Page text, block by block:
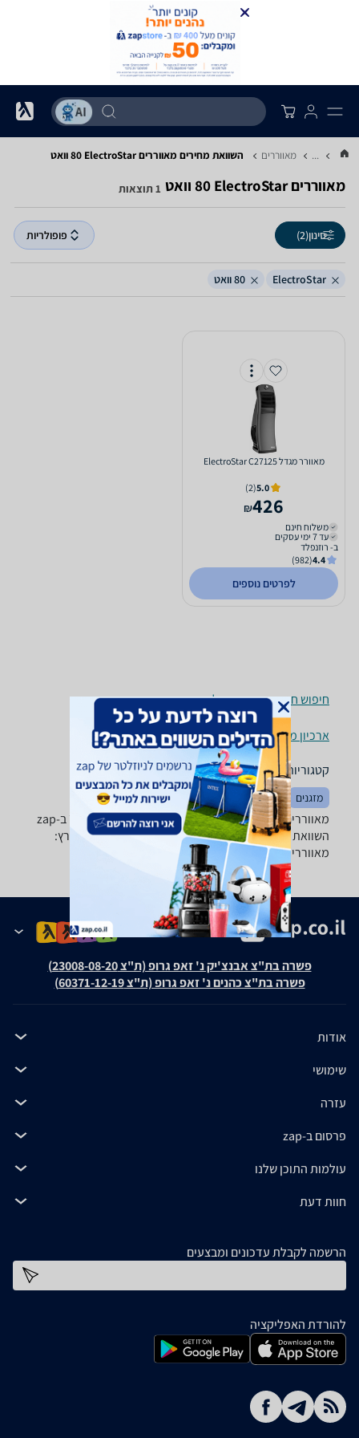
... מאווררים השוואת מחירים מאווררים ‏ElectroStar ‏80 ‏וואט
מאווררים ‏ElectroStar ‏80 ‏וואט 1 תוצאות
סינון(2) פופולריות
ElectroStar 80 וואט
‏מאוורר מגדל ElectroStar C27125
5.0
(2)
426
₪
משלוח חינם
עד 7 ימי עסקים
ב- רוזנפלד
4.4
(982)
לפרטים נוספים
חיפוש חנויות מאווררים לפי עיר
ארכיון מוצרים
קטגוריות משלימות
מזגנים מטריות
מאווררים - ‏ElectroStar ‏80 ‏וואט מחפשים מאוורר חדש? ב-zap
השוואת מחירים תמצאו את מבחר המאווררים הגדול בארץ:
מאווררי תקרה, מאווררי עמוד, מארוורי רצפה ועוד.
פשרה בת"צ אבנצ'יק נ' זאפ גרופ (ת"צ 23008-08-20)
פשרה בת"צ כהנים נ' זאפ גרופ (ת"צ 60371-12-19)
אודות
שימושי
עזרה
פרסום ב-zap
עולמות התוכן שלנו
חוות דעת
הרשמה לקבלת עדכונים ומבצעים
להורדת האפליקציה